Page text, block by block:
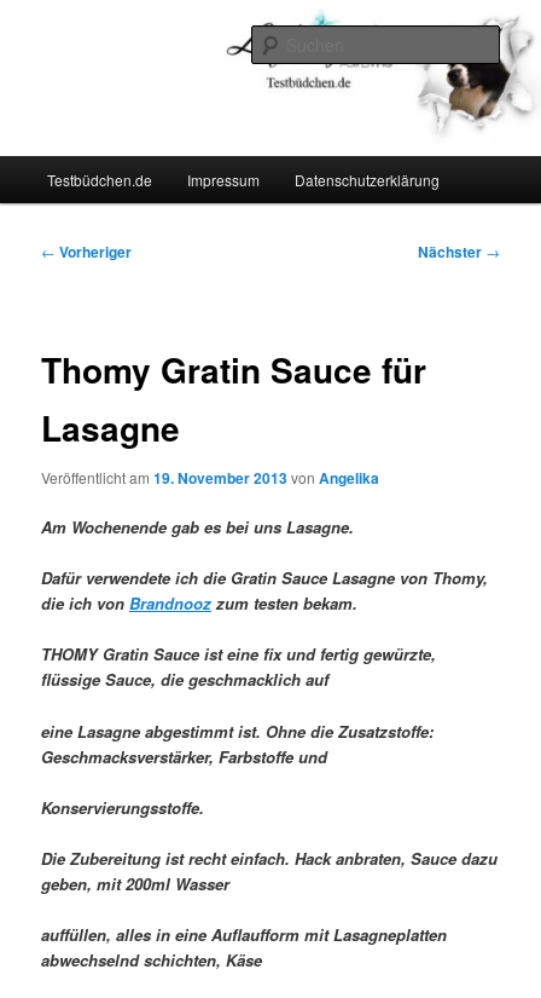
Testbüdchen.de Impressum Datenschutzerklärung
Beitragsnavigation
← Vorheriger Nächster →
Thomy Gratin Sauce für
Lasagne
Veröffentlicht am19. November 2013vonAngelika
Am Wochenende gab es bei uns Lasagne.
Dafür verwendete ich die Gratin Sauce Lasagne von Thomy,
die ich vonBrandnoozzum testen bekam.
THOMY Gratin Sauce ist eine fix und fertig gewürzte,
flüssige Sauce, die geschmacklich auf
eine Lasagne abgestimmt ist. Ohne die Zusatzstoffe:
Geschmacksverstärker, Farbstoffe und
Konservierungsstoffe.
Die Zubereitung ist recht einfach. Hack anbraten, Sauce dazu
geben, mit 200ml Wasser
auffüllen, alles in eine Auflaufform mit Lasagneplatten
abwechselnd schichten, Käse